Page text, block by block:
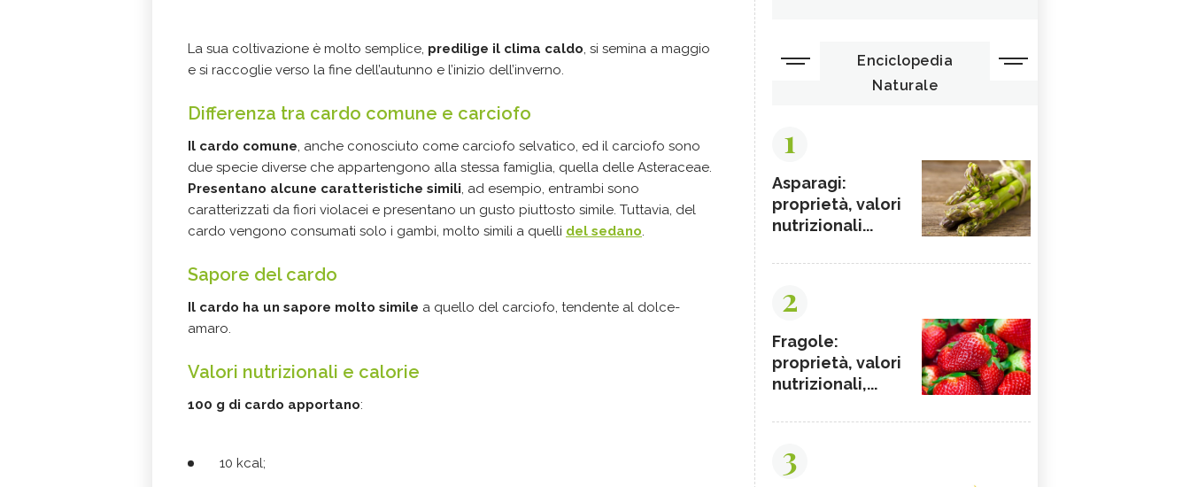
La sua coltivazione è molto semplice, predilige il clima caldo, si semina a maggio
e si raccoglie verso la fine dell’autunno e l’inizio dell’inverno.
Differenza tra cardo comune e carciofo
Il cardo comune, anche conosciuto come carciofo selvatico, ed il carciofo sono
due specie diverse che appartengono alla stessa famiglia, quella delle Asteraceae.
Presentano alcune caratteristiche simili, ad esempio, entrambi sono
caratterizzati da fiori violacei e presentano un gusto piuttosto simile. Tuttavia, del
cardo vengono consumati solo i gambi, molto simili a quelli del sedano.
Sapore del cardo
Il cardo ha un sapore molto simile a quello del carciofo, tendente al dolce-
amaro.
Valori nutrizionali e calorie
100 g di cardo apportano:
10 kcal;
Enciclopedia
Naturale
1
Asparagi:
proprietà, valori
nutrizionali...
2
Fragole:
proprietà, valori
nutrizionali,...
3